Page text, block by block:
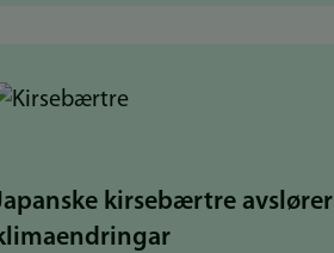
kirsebærtre avslører